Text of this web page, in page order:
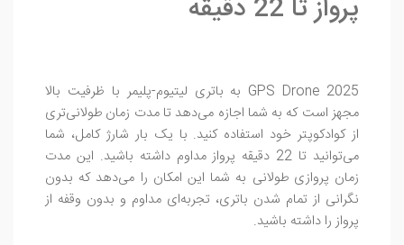
پرواز تا 22 دقیقه
GPS Drone 2025 به باتری لیتیوم-پلیمر با ظرفیت بالا
مجهز است که به شما اجازه می‌دهد تا مدت زمان طولانی‌تری
از کوادکوپتر خود استفاده کنید. با یک بار شارژ کامل، شما
می‌توانید تا 22 دقیقه پرواز مداوم داشته باشید. این مدت
زمان پروازی طولانی به شما این امکان را می‌دهد که بدون
نگرانی از تمام شدن باتری، تجربه‌ای مداوم و بدون وقفه از
پرواز را داشته باشید.